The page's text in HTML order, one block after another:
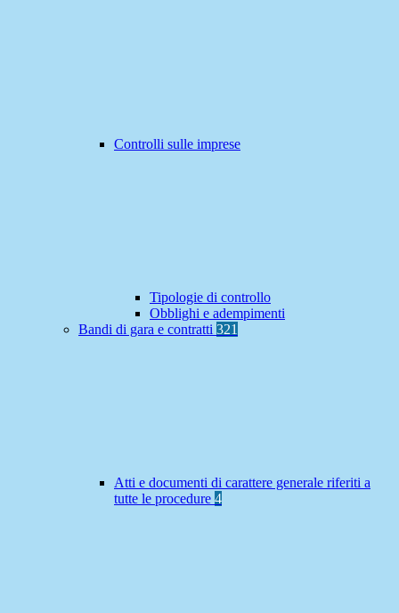
Controlli sulle imprese
Tipologie di controllo
Obblighi e adempimenti
Bandi di gara e contratti 321
Atti e documenti di carattere generale riferiti a
tutte le procedure 4